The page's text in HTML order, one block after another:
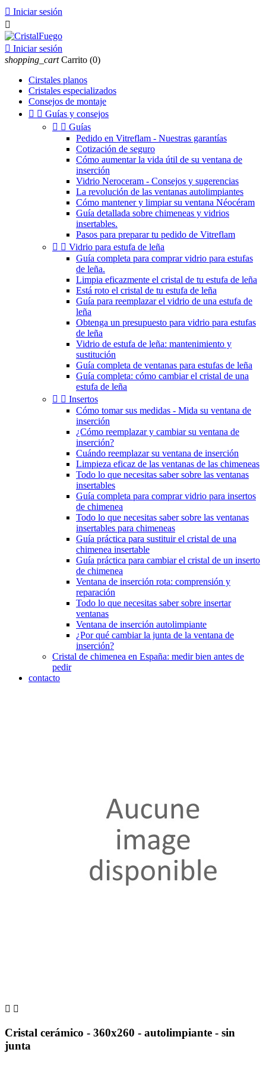
 Iniciar sesión

 Iniciar sesión
shopping_cart Carrito (0)
Cirstales planos
Cristales especializados
Consejos de montaje
  Guías y consejos
  Guías
Pedido en Vitreflam - Nuestras garantías
Cotización de seguro
Cómo aumentar la vida útil de su ventana de
inserción
Vidrio Neroceram - Consejos y sugerencias
La revolución de las ventanas autolimpiantes
Cómo mantener y limpiar su ventana Néocéram
Guía detallada sobre chimeneas y vidrios
insertables.
Pasos para preparar tu pedido de Vitreflam
  Vidrio para estufa de leña
Guía completa para comprar vidrio para estufas
de leña.
Limpia eficazmente el cristal de tu estufa de leña
Está roto el cristal de tu estufa de leña
Guía para reemplazar el vidrio de una estufa de
leña
Obtenga un presupuesto para vidrio para estufas
de leña
Vidrio de estufa de leña: mantenimiento y
sustitución
Guía completa de ventanas para estufas de leña
Guía completa: cómo cambiar el cristal de una
estufa de leña
  Insertos
Cómo tomar sus medidas - Mida su ventana de
inserción
¿Cómo reemplazar y cambiar su ventana de
inserción?
Cuándo reemplazar su ventana de inserción
Limpieza eficaz de las ventanas de las chimeneas
Todo lo que necesitas saber sobre las ventanas
insertables
Guía completa para comprar vidrio para insertos
de chimenea
Todo lo que necesitas saber sobre las ventanas
insertables para chimeneas
Guía práctica para sustituir el cristal de una
chimenea insertable
Guía práctica para cambiar el cristal de un inserto
de chimenea
Ventana de inserción rota: comprensión y
reparación
Todo lo que necesitas saber sobre insertar
ventanas
Ventana de inserción autolimpiante
¿Por qué cambiar la junta de la ventana de
inserción?
Cristal de chimenea en España: medir bien antes de
pedir
contacto
 
Cristal cerámico - 360x260 - autolimpiante - sin
junta